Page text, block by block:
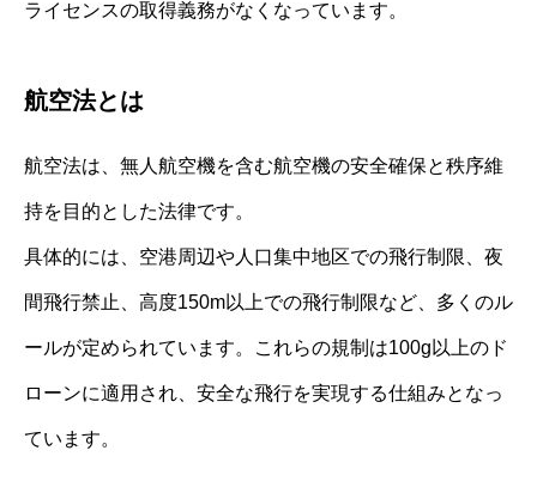
ライセンスの取得義務がなくなっています。
航空法とは
航空法は、無人航空機を含む航空機の安全確保と秩序維
持を目的とした法律です。
具体的には、空港周辺や人口集中地区での飛行制限、夜
間飛行禁止、高度150m以上での飛行制限など、多くのル
ールが定められています。これらの規制は100g以上のド
ローンに適用され、安全な飛行を実現する仕組みとなっ
ています。